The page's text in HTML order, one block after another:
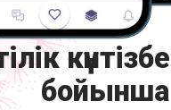
бойынша